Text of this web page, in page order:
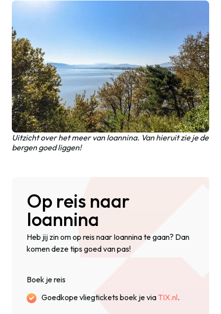
Uitzicht over het meer van Ioannina. Van hieruit zie je de
bergen goed liggen!
Op reis naar
Ioannina
Heb jij zin om op reis naar Ioannina te gaan? Dan
komen deze tips goed van pas!
Boek je reis
Goedkope vliegtickets boek je via TIX.nl.